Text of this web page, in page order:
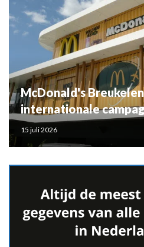
McDonald's
internationale
15 juli 2026